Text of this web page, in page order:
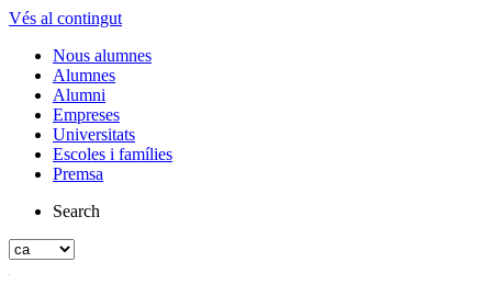
Vés al contingut
Nous alumnes
Alumnes
Alumni
Empreses
Universitats
Escoles i famílies
Premsa
Search